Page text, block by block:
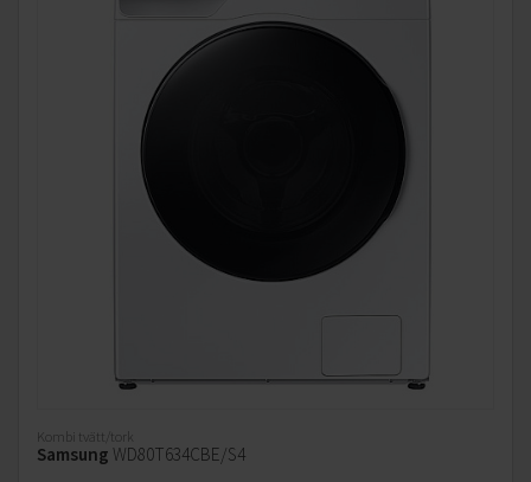
Kombi tvätt/tork
Samsung WD80T634CBE/S4